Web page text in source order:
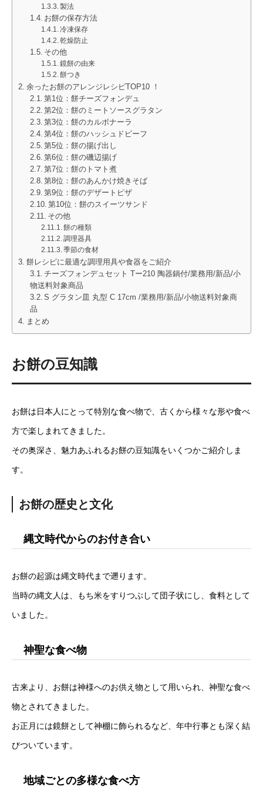
製法
お餅の保存方法
冷凍保存
乾燥防止
その他
鏡餅の由来
餅つき
余ったお餅のアレンジレシピTOP10 ！
第1位：餅チーズフォンデュ
第2位：餅のミートソースグラタン
第3位：餅のカルボナーラ
第4位：餅のハッシュドビーフ
第5位：餅の揚げ出し
第6位：餅の磯辺揚げ
第7位：餅のトマト煮
第8位：餅のあんかけ焼きそば
第9位：餅のデザートピザ
第10位：餅のスイーツサンド
その他
餅の種類
調理器具
季節の食材
餅レシピに最適な調理用具や食器をご紹介
チーズフォンデュセット Tー210 陶器鍋付/業務用/新品/小
物送料対象商品
S グラタン皿 丸型 C 17cm /業務用/新品/小物送料対象商
品
まとめ
お餅の豆知識
お餅は日本人にとって特別な食べ物で、古くから様々な形や食べ
方で楽しまれてきました。
その奥深さ、魅力あふれるお餅の豆知識をいくつかご紹介しま
す。
お餅の歴史と文化
縄文時代からのお付き合い
お餅の起源は縄文時代まで遡ります。
当時の縄文人は、もち米をすりつぶして団子状にし、食料として
いました。
神聖な食べ物
古来より、お餅は神様へのお供え物として用いられ、神聖な食べ
物とされてきました。
お正月には鏡餅として神棚に飾られるなど、年中行事とも深く結
びついています。
地域ごとの多様な食べ方